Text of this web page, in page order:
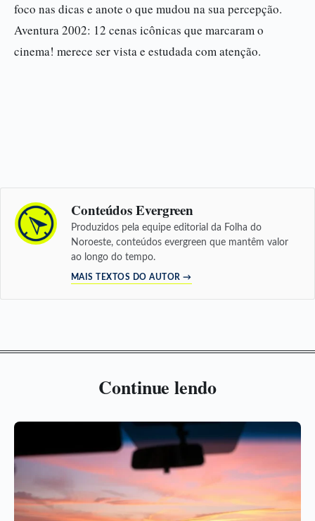
foco nas dicas e anote o que mudou na sua percepção.
Aventura 2002: 12 cenas icônicas que marcaram o
cinema! merece ser vista e estudada com atenção.
Conteúdos Evergreen
Produzidos pela equipe editorial da Folha do
Noroeste, conteúdos evergreen que mantêm valor
ao longo do tempo.
MAIS TEXTOS DO AUTOR →
Continue lendo